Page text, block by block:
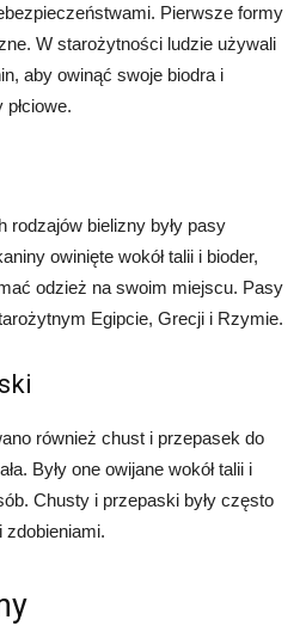
Pierwsze formy
W starożytności ludzie używali
aby owinąć swoje biodra i
bielizny były pasy
owinięte wokół talii i bioder,
odzież na swoim miejscu. Pasy
Egipcie, Grecji i Rzymie.
również chust i przepasek do
Były one owijane wokół talii i
Chusty i przepaski były często
zdobieniami.